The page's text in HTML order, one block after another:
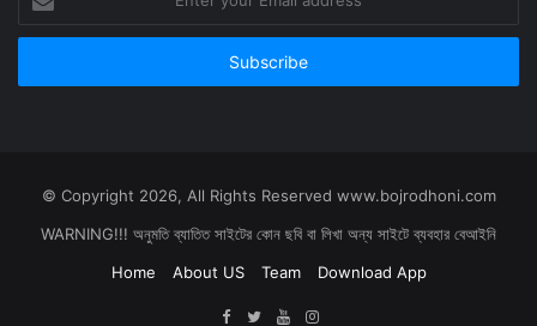
your
Email
© Copyright 2026, All Rights Reserved www.bojrodhoni.com
WARNING!!! অনুমতি ব্যাতিত সাইটের কোন ছবি বা লিখা অন্য সাইটে ব্যবহার বেআইনি
Home
About US Team Download App